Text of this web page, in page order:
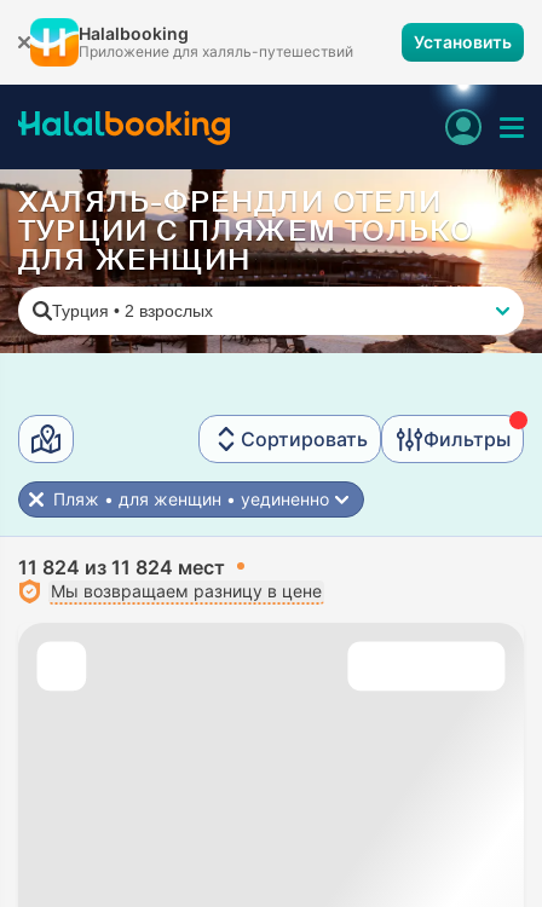
Halalbooking
Приложение для халяль-путешествий Установить
ХАЛЯЛЬ-ФРЕНДЛИ ОТЕЛИ
ТУРЦИИ С ПЛЯЖЕМ ТОЛЬКО
ДЛЯ ЖЕНЩИН
Турция • 2 взрослых
Сортировать Фильтры
Пляж • для женщин • уединенно
11 824 из 11 824 мест
Мы возвращаем разницу в цене